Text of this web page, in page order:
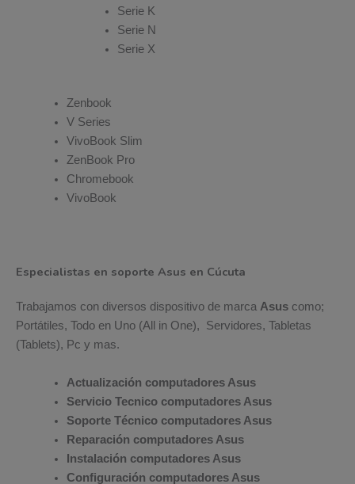
Serie K
Serie N
Serie X
Zenbook
V Series
VivoBook Slim
ZenBook Pro
Chromebook
VivoBook
Especialistas en soporte Asus en Cúcuta
Trabajamos con diversos dispositivo de marca Asus como;
Portátiles, Todo en Uno (All in One), Servidores, Tabletas
(Tablets), Pc y mas.
Actualización computadores Asus
Servicio Tecnico computadores Asus
Soporte Técnico computadores Asus
Reparación computadores Asus
Instalación computadores Asus
Configuración computadores Asus